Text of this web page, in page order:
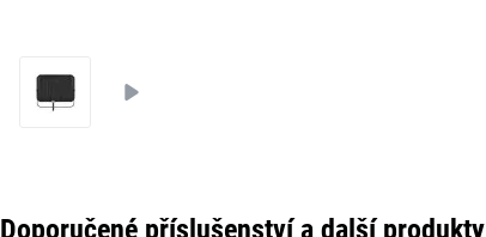
Doporučené příslušenství a další produkty